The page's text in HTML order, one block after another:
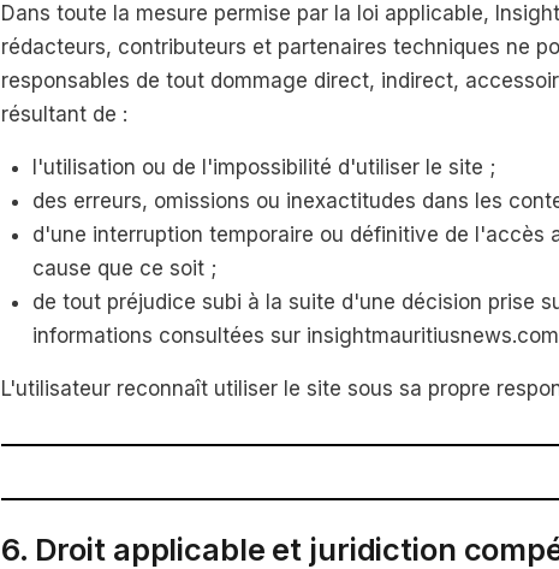
Dans toute la mesure permise par la loi applicable,
rédacteurs, contributeurs et partenaires techniques ne
responsables de tout dommage direct, indirect,
résultant de :
l'utilisation ou de l'impossibilité d'utiliser le site ;
des erreurs, omissions ou inexactitudes dans les
d'une interruption temporaire ou définitive de l'accès
cause que ce soit ;
de tout préjudice subi à la suite d'une décision prise
informations consultées sur
L'utilisateur reconnaît utiliser le site sous sa propre
6. Droit applicable et juridiction